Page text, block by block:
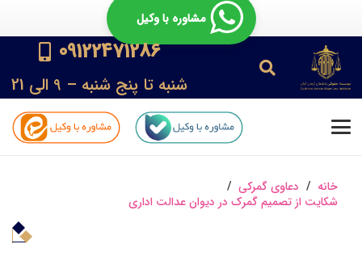
مشاوره با وکیل
09122471286
شنبه تا پنج شنبه – 9 الی 21
خانه / دعاوی گمرکی /
شکایت از تصمیم گمرک در دیوان عدالت اداری